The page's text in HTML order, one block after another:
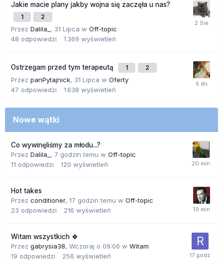
Jakie macie plany jakby wojna się zaczęła u nas?
1 2
Przez Dalila_ , 31 Lipca w Off-topic
48 odpowiedzi 1 369 wyświetleń
Ostrzegam przed tym terapeutą 1 2
Przez panPytajnick, 31 Lipca w Oferty
47 odpowiedzi 1 638 wyświetleń
Nowe wątki
Co wywinęliśmy za młodu...?
Przez Dalila_ , 7 godzin temu w Off-topic
11 odpowiedzi 120 wyświetleń
Hot takes
Przez conditioner, 17 godzin temu w Off-topic
23 odpowiedzi 216 wyświetleń
Witam wszystkich 🍀
Przez gabrysia38, Wczoraj o 09:06 w Witam
19 odpowiedzi 256 wyświetleń